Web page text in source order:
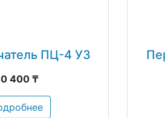
ПЦ-4 У3
400 ₸